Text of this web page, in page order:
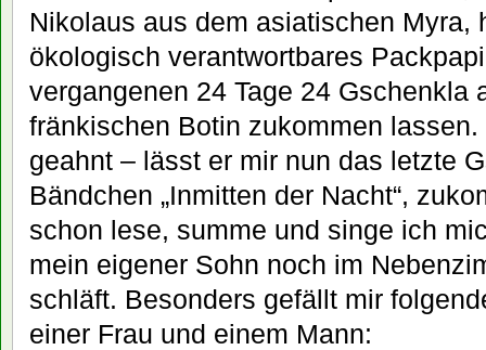
Nikolaus aus dem asiatischen Myra,
ökologisch verantwortbares
vergangenen 24 Tage 24 Gschenkla
fränkischen Botin zukommen lassen.
geahnt – lässt er mir nun das letzte
Bändchen „Inmitten der Nacht“,
schon lese, summe und singe ich
mein eigener Sohn noch im
schläft. Besonders gefällt mir
einer Frau und einem Mann: